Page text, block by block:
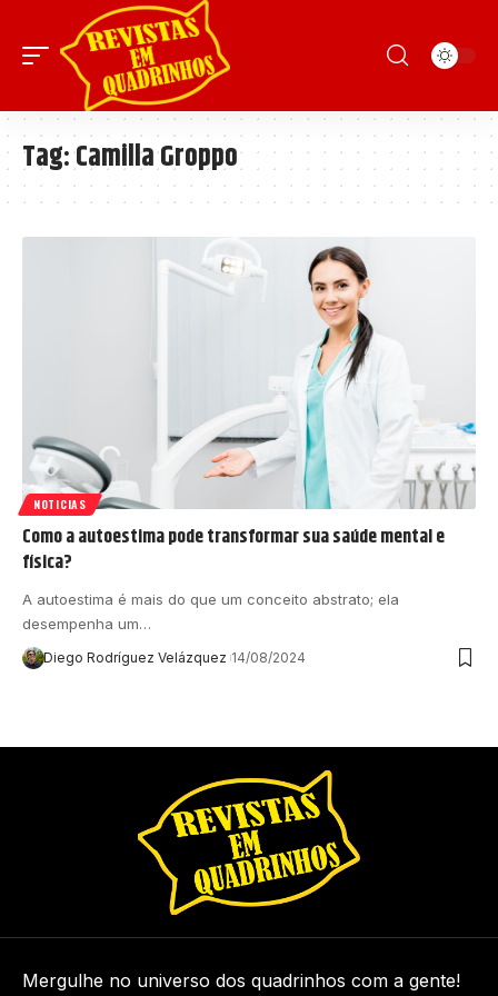
Tag:Camilla Groppo
NOTICIAS
Como a autoestima pode transformar sua saúde mental e
física?
A autoestima é mais do que um conceito abstrato; ela
desempenha um…
Diego Rodríguez Velázquez 14/08/2024
Mergulhe no universo dos quadrinhos com a gente!